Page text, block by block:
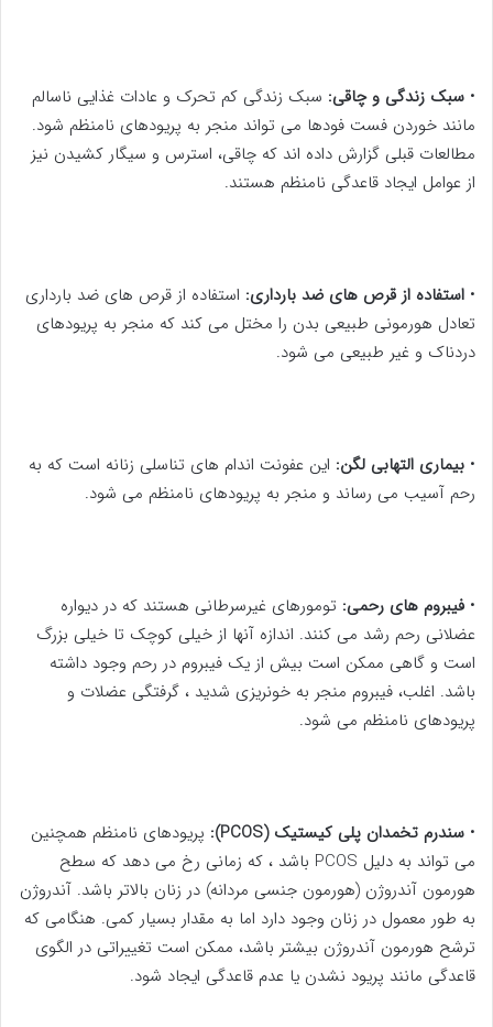
• سبک زندگی و چاقی: سبک زندگی کم تحرک و عادات غذایی ناسالم
مانند خوردن فست فودها می تواند منجر به پریودهای نامنظم شود.
مطالعات قبلی گزارش داده اند که چاقی، استرس و سیگار کشیدن نیز
از عوامل ایجاد قاعدگی نامنظم هستند.
• استفاده از قرص های ضد بارداری: استفاده از قرص های ضد بارداری
تعادل هورمونی طبیعی بدن را مختل می کند که منجر به پریودهای
دردناک و غیر طبیعی می شود.
• بیماری التهابی لگن: این عفونت اندام های تناسلی زنانه است که به
رحم آسیب می رساند و منجر به پریودهای نامنظم می شود.
• فیبروم های رحمی: تومورهای غیرسرطانی هستند که در دیواره
عضلانی رحم رشد می کنند. اندازه آنها از خیلی کوچک تا خیلی بزرگ
است و گاهی ممکن است بیش از یک فیبروم در رحم وجود داشته
باشد. اغلب، فیبروم منجر به خونریزی شدید ، گرفتگی عضلات و
پریودهای نامنظم می شود.
• سندرم تخمدان پلی کیستیک (PCOS):
پریودهای نامنظم همچنین
می تواند به دلیل PCOS باشد ، که زمانی رخ می دهد که سطح
هورمون آندروژن (هورمون جنسی مردانه) در زنان بالاتر باشد. آندروژن
به طور معمول در زنان وجود دارد اما به مقدار بسیار کمی. هنگامی که
ترشح هورمون آندروژن بیشتر باشد، ممکن است تغییراتی در الگوی
قاعدگی مانند پریود نشدن یا عدم قاعدگی ایجاد شود.